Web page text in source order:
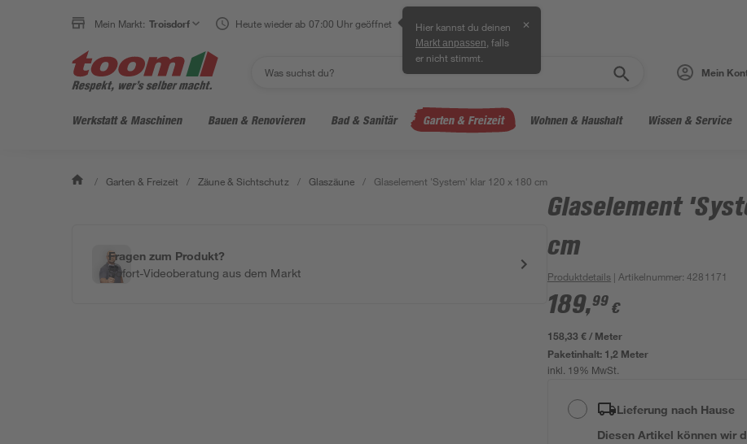
Mein Markt: Troisdorf Heute wieder ab 07:00 Uhr geöffnet Hier kannst du deinen
Markt anpassen , falls
er nicht stimmt.
✕
Mein
Werkstatt & Maschinen Bauen & Renovieren Bad & Sanitär Garten & Freizeit Wohnen & Haushalt Wissen & Service
/ Garten & Freizeit / Zäune & Sichtschutz / Glaszäune / Glaselement 'System' klar 120 x 180 cm
Fragen zum Produkt?
Sofort-Videoberatung aus dem Markt
Glaselement
cm
Produktdetails | Artikelnummer:4281171
189,99 €
158,33 € / Meter
Paketinhalt: 1,2 Meter
inkl. 19% MwSt.
Lieferung nach Hause
Diesen Artikel können wir